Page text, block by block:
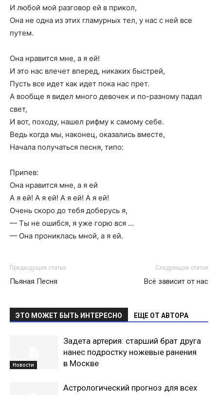
И любой мой разговор ей в прикол,
Она не одна из этих гламурных тел, у нас с ней все
путем.
Она нравится мне, а я ей!
И это нас влечет вперед, никаких быстрей,
Пусть все идет как идет пока нас прет.
А вообще я видел много девочек и по-разному падал
свет,
И вот, походу, нашел рифму к самому себе.
Ведь когда мы, наконец, оказались вместе,
Начала получаться песня, типо:
Припев:
Она нравится мне, а я ей
А я ей! А я ей! А я ей! А я ей!
Очень скоро до тебя доберусь я,
— Ты не ошибся, я уже горю вся …
— Она прониклась мной, а я ей.
Предыдущая статья
Пьяная Песня
Следующая статья
Всё зависит от нас
ЭТО МОЖЕТ БЫТЬ ИНТЕРЕСНО ЕЩЕ ОТ АВТОРА
Новости
Задета артерия: старший брат друга
нанес подростку ножевые ранения
в Москве
Астрологический прогноз для всех